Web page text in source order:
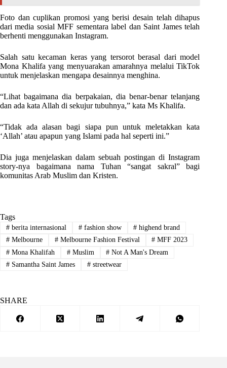
Foto dan cuplikan promosi yang berisi desain telah dihapus
dari media sosial MFF sementara label dan Saint James telah
berhenti menggunakan Instagram.
Salah satu kecaman keras yang tersorot berasal dari model
Mona Khalifa yang menyuarakan amarahnya melalui TikTok
untuk menjelaskan mengapa desainnya menghina.
“Lihat bagaimana dia berpakaian, dia benar-benar telanjang
dan ada kata Allah di sekujur tubuhnya,” kata Ms Khalifa.
“Tidak ada alasan bagi siapa pun untuk meletakkan kata
‘Allah’ atau apapun yang Islami pada hal seperti ini.”
Dia juga menjelaskan dalam sebuah postingan di Instagram
story-nya bagaimana nama Tuhan “sangat sakral” bagi
komunitas Arab Muslim dan Kristen.
Tags
#berita internasional #fashion show # highend brand
#Melbourne #Melbourne Fashion Festival # MFF 2023
#Mona Khalifah #Muslim # Not A Man's Dream
#Samantha Saint James #streetwear
SHARE